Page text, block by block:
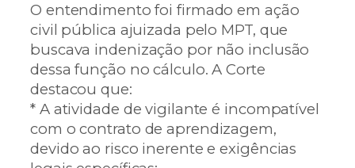
O entendimento foi firmado em ação
civil pública ajuizada pelo MPT, que
buscava indenização por não inclusão
dessa função no cálculo. A Corte
destacou que:
* A atividade de vigilante é incompatível
com o contrato de aprendizagem,
devido ao risco inerente e exigências